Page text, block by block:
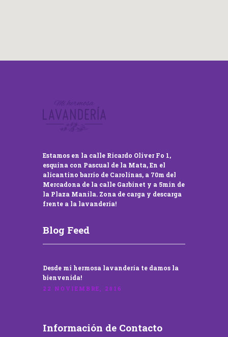
Estamos en la calle Ricardo Oliver Fo 1,
esquina con Pascual de la Mata, En el
alicantino barrio de Carolinas, a 70m del
Mercadona de la calle Garbinet y a 5min de
la Plaza Manila. Zona de carga y descarga
frente a la lavandería!
Blog Feed
Desde mi hermosa lavandería te damos la
bienvenida!
22 NOVIEMBRE, 2016
Información de Contacto